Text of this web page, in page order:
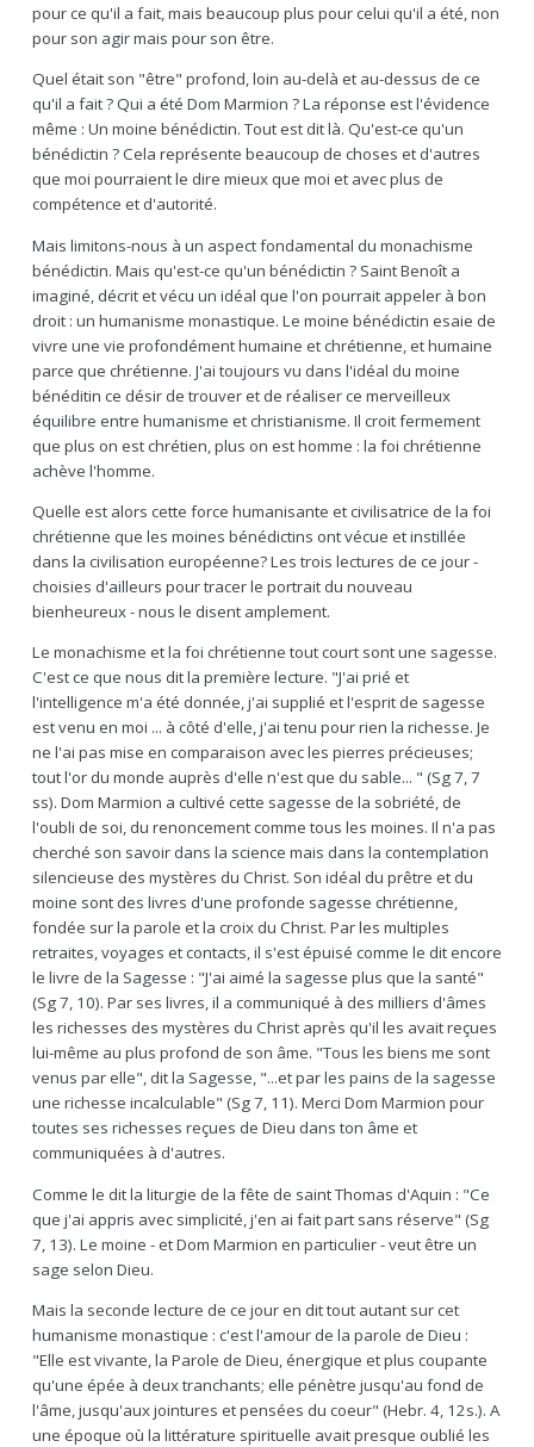
pour ce qu'il a fait, mais beaucoup plus pour celui qu'il a été, non
pour son agir mais pour son être.
Quel était son "être" profond, loin au-delà et au-dessus de ce
qu'il a fait ? Qui a été Dom Marmion ? La réponse est l'évidence
même : Un moine bénédictin. Tout est dit là. Qu'est-ce qu'un
bénédictin ? Cela représente beaucoup de choses et d'autres
que moi pourraient le dire mieux que moi et avec plus de
compétence et d'autorité.
Mais limitons-nous à un aspect fondamental du monachisme
bénédictin. Mais qu'est-ce qu'un bénédictin ? Saint Benoît a
imaginé, décrit et vécu un idéal que l'on pourrait appeler à bon
droit : un humanisme monastique. Le moine bénédictin esaie de
vivre une vie profondément humaine et chrétienne, et humaine
parce que chrétienne. J'ai toujours vu dans l'idéal du moine
bénéditin ce désir de trouver et de réaliser ce merveilleux
équilibre entre humanisme et christianisme. Il croit fermement
que plus on est chrétien, plus on est homme : la foi chrétienne
achève l'homme.
Quelle est alors cette force humanisante et civilisatrice de la foi
chrétienne que les moines bénédictins ont vécue et instillée
dans la civilisation européenne? Les trois lectures de ce jour -
choisies d'ailleurs pour tracer le portrait du nouveau
bienheureux - nous le disent amplement.
Le monachisme et la foi chrétienne tout court sont une sagesse.
C'est ce que nous dit la première lecture. "J'ai prié et
l'intelligence m'a été donnée, j'ai supplié et l'esprit de sagesse
est venu en moi ... à côté d'elle, j'ai tenu pour rien la richesse. Je
ne l'ai pas mise en comparaison avec les pierres précieuses;
tout l'or du monde auprès d'elle n'est que du sable... " (Sg 7, 7
ss). Dom Marmion a cultivé cette sagesse de la sobriété, de
l'oubli de soi, du renoncement comme tous les moines. Il n'a pas
cherché son savoir dans la science mais dans la contemplation
silencieuse des mystères du Christ. Son idéal du prêtre et du
moine sont des livres d'une profonde sagesse chrétienne,
fondée sur la parole et la croix du Christ. Par les multiples
retraites, voyages et contacts, il s'est épuisé comme le dit encore
le livre de la Sagesse : "J'ai aimé la sagesse plus que la santé"
(Sg 7, 10). Par ses livres, il a communiqué à des milliers d'âmes
les richesses des mystères du Christ après qu'il les avait reçues
lui-même au plus profond de son âme. "Tous les biens me sont
venus par elle", dit la Sagesse, "...et par les pains de la sagesse
une richesse incalculable" (Sg 7, 11). Merci Dom Marmion pour
toutes ses richesses reçues de Dieu dans ton âme et
communiquées à d'autres.
Comme le dit la liturgie de la fête de saint Thomas d'Aquin : "Ce
que j'ai appris avec simplicité, j'en ai fait part sans réserve" (Sg
7, 13). Le moine - et Dom Marmion en particulier - veut être un
sage selon Dieu.
Mais la seconde lecture de ce jour en dit tout autant sur cet
humanisme monastique : c'est l'amour de la parole de Dieu :
"Elle est vivante, la Parole de Dieu, énergique et plus coupante
qu'une épée à deux tranchants; elle pénètre jusqu'au fond de
l'âme, jusqu'aux jointures et pensées du coeur" (Hebr. 4, 12s.). A
une époque où la littérature spirituelle avait presque oublié les